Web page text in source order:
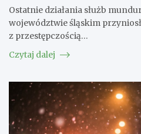
Ostatnie działania służb
województwie śląskim
z przestępczością…
Czytaj dalej